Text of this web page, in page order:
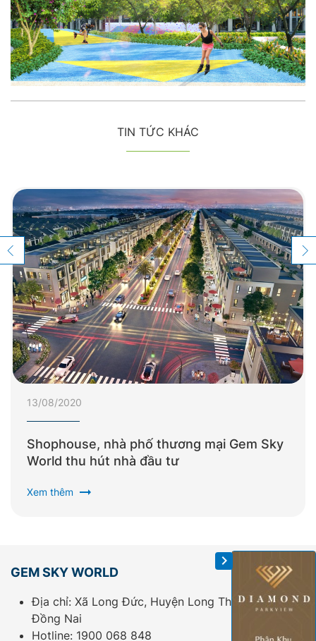
TIN TỨC KHÁC
13/08/2020
Shophouse, nhà phố thương mại Gem Sky
World thu hút nhà đầu tư
Xem thêm arrow_right_alt
GEM SKY WORLD
Địa chỉ: Xã Long Đức, Huyện Long Thành, Tỉnh
Đồng Nai
Hotline: 1900 068 848